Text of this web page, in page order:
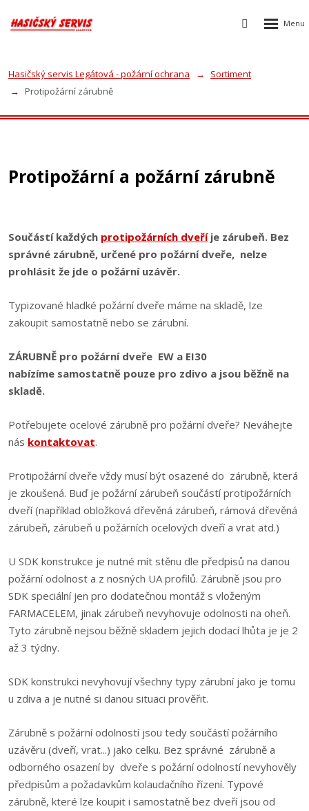
Vyhledávání
Rozbalení
Hasičský servis Legátová - požární ochrana
Sortiment
Protipožární zárubně
Protipožární a požární zárubně
Součástí každých protipožárních dveříje zárubeň. Bez
správné zárubně, určené pro požární dveře, nelze
prohlásit že jde o požární uzávěr.
Typizované hladké požární dveře máme na skladě, lze
zakoupit samostatně nebo se zárubní.
ZÁRUBNĚ pro požární dveře EW a EI30
nabízíme samostatně pouze pro zdivo a jsou běžně na
skladě.
Potřebujete ocelové zárubně pro požární dveře? Neváhejte
nás kontaktovat.
Protipožární dveře vždy musí být osazené do zárubně, která
je zkoušená. Buď je požární zárubeň součástí protipožárních
dveří (například obložková dřevěná zárubeň, rámová dřevěná
zárubeň, zárubeň u požárních ocelových dveří a vrat atd.)
U SDK konstrukce je nutné mít stěnu dle předpisů na danou
požární odolnost a z nosných UA profilů. Zárubně jsou pro
SDK speciální jen pro dodatečnou montáž s vloženým
FARMACELEM, jinak zárubeň nevyhovuje odolnosti na oheň.
Tyto zárubně nejsou běžně skladem jejich dodací lhůta je je 2
až 3 týdny.
SDK konstrukci nevyhovují všechny typy zárubní jako je tomu
u zdiva a je nutné si danou situaci prověřit.
Zárubně s požární odolností jsou tedy součástí požárního
uzávěru (dveří, vrat...) jako celku. Bez správné zárubně a
odborného osazení by dveře s požární odolností nevyhověly
předpisům a požadavkům kolaudačního řízení. Typové
zárubně, které lze koupit i samostatně bez dveří jsou od